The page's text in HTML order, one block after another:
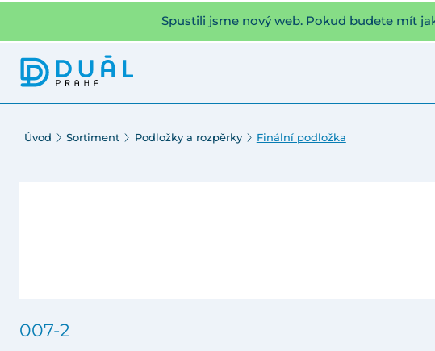
Spustili jsme nový web. Pokud budete mít
Úvod Sortiment Podložky a rozpěrky Finální podložka
007-2